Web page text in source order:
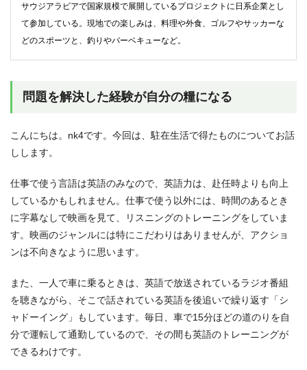
サウジアラビアで国家規模で展開しているプロジェクトに日系企業とし
て参加している。現地での楽しみは、料理や外食、ゴルフやサッカーな
どのスポーツと、釣りやバーベキューなど。
問題を解決した経験が自分の糧になる
こんにちは。nk4です。今回は、駐在生活で得たものについてお話
しします。
仕事で使う言語は英語のみなので、英語力は、赴任時よりも向上
しているかもしれません。仕事で使う以外には、時間のあるとき
に字幕なしで映画を見て、リスニングのトレーニングをしていま
す。映画のジャンルには特にこだわりはありませんが、アクショ
ンは不向きなように思います。
また、一人で車に乗るときは、英語で放送されているラジオ番組
を聴きながら、そこで話されている英語を後追いで繰り返す「シ
ャドーイング」もしています。毎日、車で15分ほどの道のりを自
分で運転して通勤しているので、その間も英語のトレーニングが
できるわけです。